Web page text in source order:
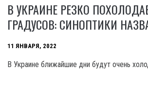
В УКРАИНЕ РЕЗКО
ГРАДУСОВ: СИНОПТИКИ
11 ЯНВАРЯ, 2022
В Украине ближайшие дни будут очень